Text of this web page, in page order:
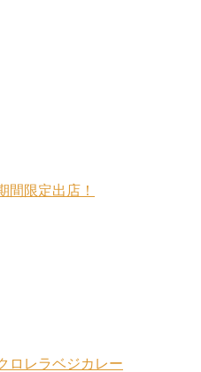
間限定出店！
ロレラベジカレー